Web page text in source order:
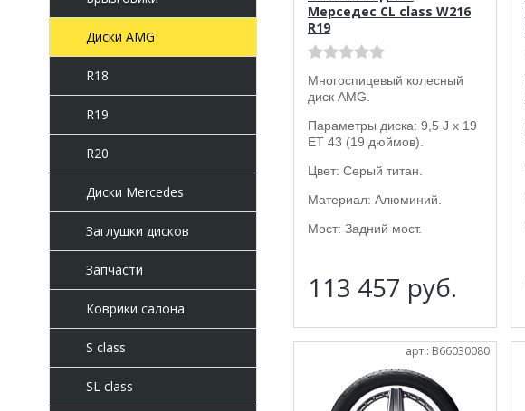
Диски AMG
R18
R19
R20
Диски Mercedes
Заглушки дисков
Запчасти
Коврики салона
S class
SL class
Мерседес CL class W216
R19
Многоспицевый колесный
диск AMG.
Параметры диска: 9,5 J x 19
ET 43 (19 дюймов).
Цвет: Серый титан.
Материал: Алюминий.
Мост: Задний мост.
113 457 руб.
арт.: B66030080